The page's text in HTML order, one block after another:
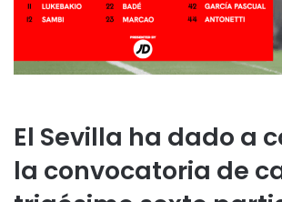
El Sevilla ha dado a
la convocatoria de